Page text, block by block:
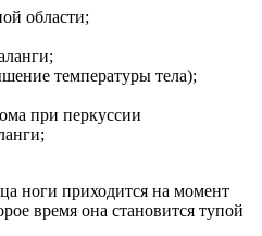
области;
температуры тела);
при перкуссии
ноги приходится на момент
время она становится тупой